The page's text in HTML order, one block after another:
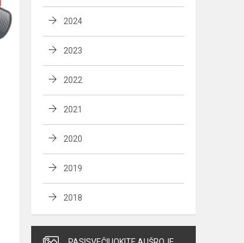
2024
2023
2022
2021
2020
2019
2018